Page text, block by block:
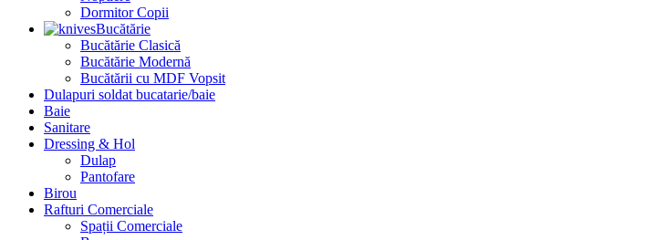
Dormitor Copii
Bucătărie
Bucătărie Clasică
Bucătărie Modernă
Bucătării cu MDF Vopsit
Dulapuri soldat bucatarie/baie
Baie
Sanitare
Dressing & Hol
Dulap
Pantofare
Birou
Rafturi Comerciale
Spații Comerciale